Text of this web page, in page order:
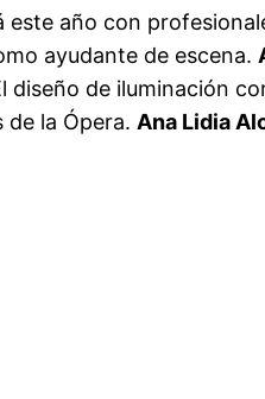
este año con
ayudante de escena.
de iluminación
de la Ópera. Ana Lidia